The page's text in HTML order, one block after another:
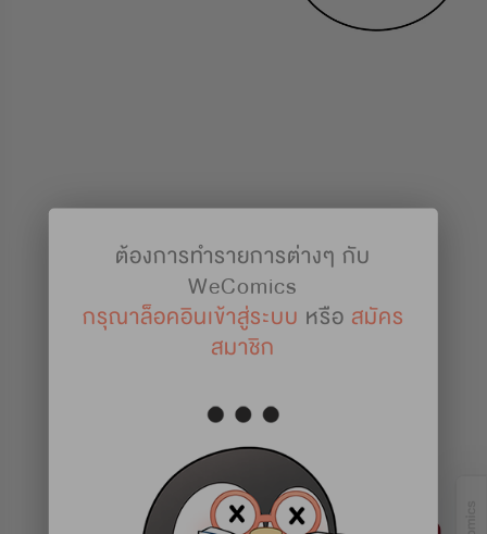
ต้องการทำรายการต่างๆ กับ
WeComics
กรุณาล็อคอินเข้าสู่ระบบ หรือ สมัคร
สมาชิก